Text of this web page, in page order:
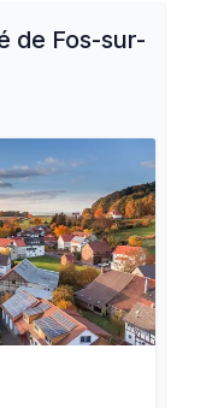
de Fos-sur-